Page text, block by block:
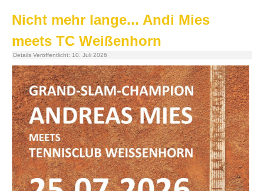
Nicht mehr lange... Andi Mies
meets TC Weißenhorn
Details Veröffentlicht: 10. Juli 2026